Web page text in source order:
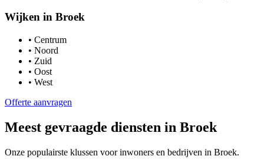
Wijken in Broek
• Centrum
• Noord
• Zuid
• Oost
• West
Offerte aanvragen
Meest gevraagde diensten in Broek
Onze populairste klussen voor inwoners en bedrijven in Broek.